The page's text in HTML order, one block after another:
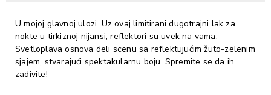
U mojoj glavnoj ulozi. Uz ovaj limitirani dugotrajni lak za
nokte u tirkiznoj nijansi, reflektori su uvek na vama.
Svetloplava osnova deli scenu sa reflektujućim žuto-zelenim
sjajem, stvarajući spektakularnu boju. Spremite se da ih
zadivite!